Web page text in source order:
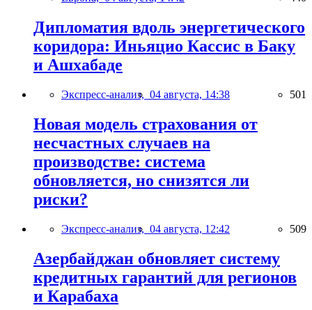
Дипломатия вдоль энергетического
коридора: Иньяцио Кассис в Баку
и Ашхабаде
Экспресс-анализ, 04 августа, 14:38 501
Новая модель страхования от
несчастных случаев на
производстве: система
обновляется, но снизятся ли
риски?
Экспресс-анализ, 04 августа, 12:42 509
Азербайджан обновляет систему
кредитных гарантий для регионов
и Карабаха